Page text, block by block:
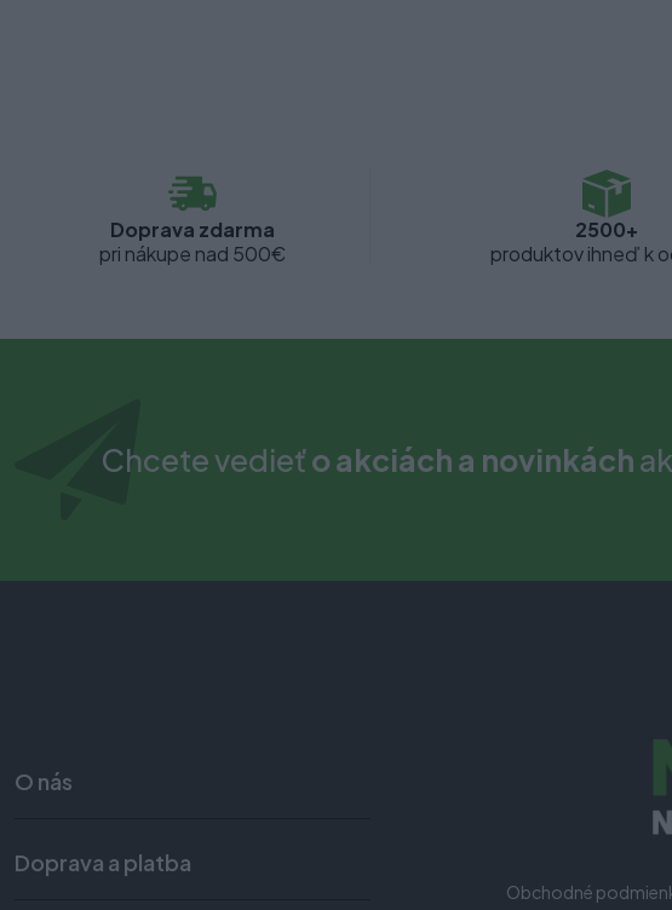
Doprava zdarma
pri nákupe nad 500€
2500+
produktov ihneď k
Chcete vedieťo akciách a novinkách
O nás
Doprava a platba
Obchodné